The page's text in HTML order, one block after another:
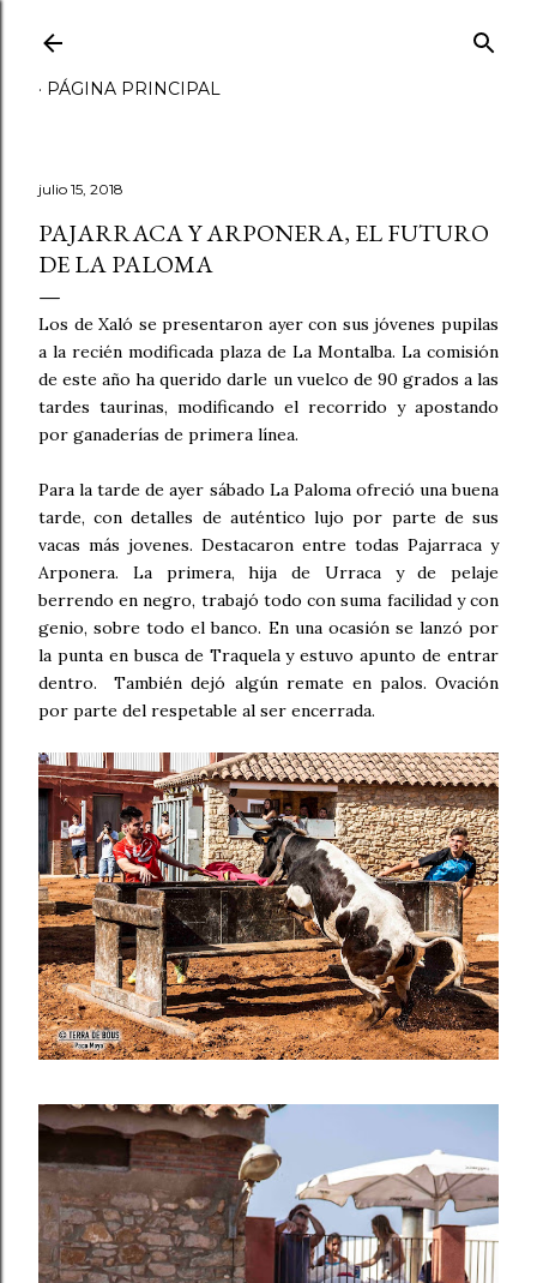
PÁGINA PRINCIPAL
julio 15, 2018
PAJARRACA Y ARPONERA, EL FUTURO
DE LA PALOMA
Los de Xaló se presentaron ayer con sus jóvenes pupilas
a la recién modificada plaza de La Montalba. La comisión
de este año ha querido darle un vuelco de 90 grados a las
tardes taurinas, modificando el recorrido y apostando
por ganaderías de primera línea.
Para la tarde de ayer sábado La Paloma ofreció una buena
tarde, con detalles de auténtico lujo por parte de sus
vacas más jovenes. Destacaron entre todas Pajarraca y
Arponera. La primera, hija de Urraca y de pelaje
berrendo en negro, trabajó todo con suma facilidad y con
genio, sobre todo el banco. En una ocasión se lanzó por
la punta en busca de Traquela y estuvo apunto de entrar
dentro. También dejó algún remate en palos. Ovación
por parte del respetable al ser encerrada.